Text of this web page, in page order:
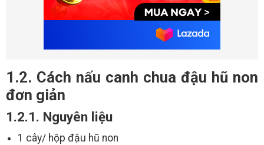
1.2. Cách nấu canh chua đậu hũ non
đơn giản
1.2.1. Nguyên liệu
1 cây/ hộp đậu hũ non